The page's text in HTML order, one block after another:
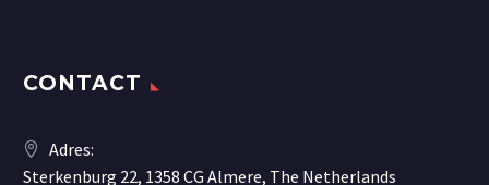
CONTACT
Adres:
Sterkenburg 22, 1358 CG Almere, The Netherlands